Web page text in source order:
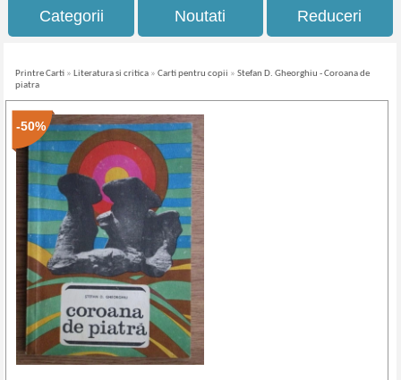
Categorii Noutati Reduceri
Printre Carti » Literatura si critica »Carti pentru copii »Stefan D. Gheorghiu - Coroana de
piatra
-50%